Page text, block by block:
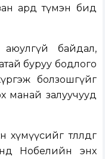
ард түмэн бид
байдал,
буруу бодлого
болзошгүйг
манай залуучууд
төлөөлдөг
Нобелийн энх